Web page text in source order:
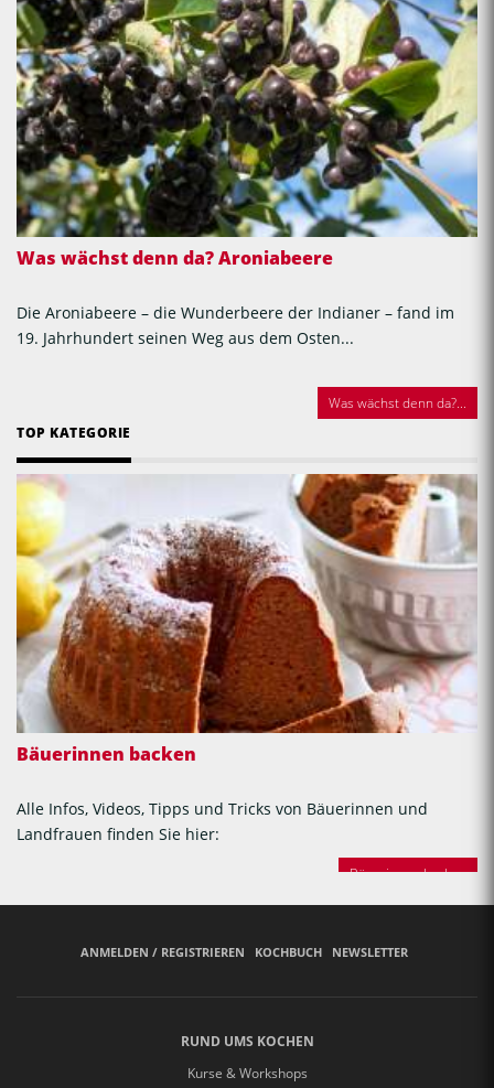
Was wächst denn da? Aroniabeere
Die Aroniabeere – die Wunderbeere der Indianer – fand im
19. Jahrhundert seinen Weg aus dem Osten...
Was wächst denn da?...
TOP KATEGORIE
Bäuerinnen backen
Alle Infos, Videos, Tipps und Tricks von Bäuerinnen und
Landfrauen finden Sie hier:
Bäuerinnen backen
ANMELDEN / REGISTRIEREN KOCHBUCH NEWSLETTER
RUND UMS KOCHEN
Kurse & Workshops